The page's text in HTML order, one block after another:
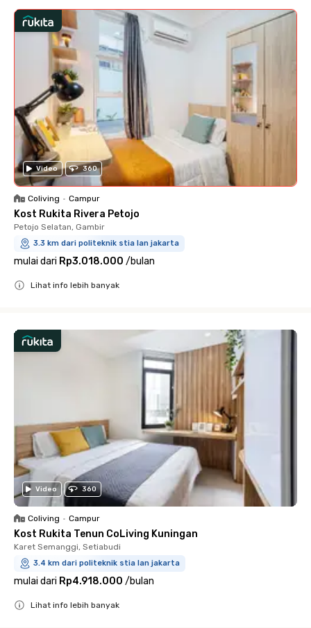
Video 360
Coliving • Campur
Kost Rukita Rivera Petojo
Petojo Selatan, Gambir
3.3 km dari politeknik stia lan jakarta
mulai dari Rp3.018.000 /bulan
Lihat info lebih banyak
Video 360
Coliving • Campur
Kost Rukita Tenun CoLiving Kuningan
Karet Semanggi, Setiabudi
3.4 km dari politeknik stia lan jakarta
mulai dari Rp4.918.000 /bulan
Lihat info lebih banyak